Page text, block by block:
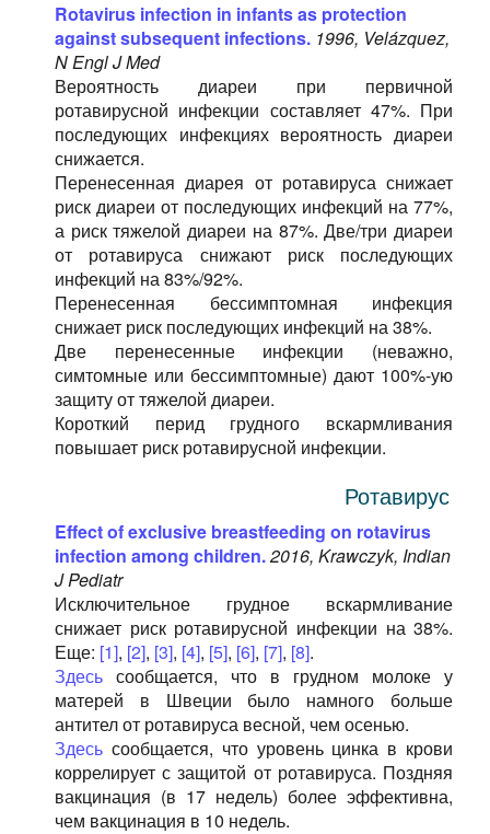
Rotavirus infection in infants as protection
against subsequent infections. 1996, Velázquez,
N Engl J Med
Вероятность диареи при первичной
ротавирусной инфекции составляет 47%. При
последующих инфекциях вероятность диареи
снижается.
Перенесенная диарея от ротавируса снижает
риск диареи от последующих инфекций на 77%,
а риск тяжелой диареи на 87%. Две/три диареи
от ротавируса снижают риск последующих
инфекций на 83%/92%.
Перенесенная бессимптомная инфекция
снижает риск последующих инфекций на 38%.
Две перенесенные инфекции (неважно,
симтомные или бессимптомные) дают 100%-ую
защиту от тяжелой диареи.
Короткий перид грудного вскармливания
повышает риск ротавирусной инфекции.
Ротавирус
Effect of exclusive breastfeeding on rotavirus
infection among children.2016, Krawczyk, Indian
J Pediatr
Исключительное грудное вскармливание
снижает риск ротавирусной инфекции на 38%.
Еще: [1], [2], [3], [4], [5], [6], [7], [8].
Здесь сообщается, что в грудном молоке у
матерей в Швеции было намного больше
антител от ротавируса весной, чем осенью.
Здесь сообщается, что уровень цинка в крови
коррелирует с защитой от ротавируса. Поздняя
вакцинация (в 17 недель) более эффективна,
чем вакцинация в 10 недель.